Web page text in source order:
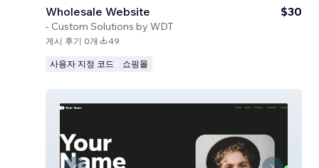
Wholesale Website
- Custom Solutions by WDT
$30
게시 후기 0개 49
사용자 지정 코드 쇼핑몰